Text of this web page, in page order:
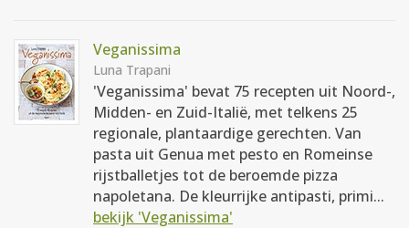
Veganissima
Luna Trapani
'Veganissima' bevat 75 recepten uit Noord-,
Midden- en Zuid-Italië, met telkens 25
regionale, plantaardige gerechten. Van
pasta uit Genua met pesto en Romeinse
rijstballetjes tot de beroemde pizza
napoletana. De kleurrijke antipasti, primi...
bekijk 'Veganissima'